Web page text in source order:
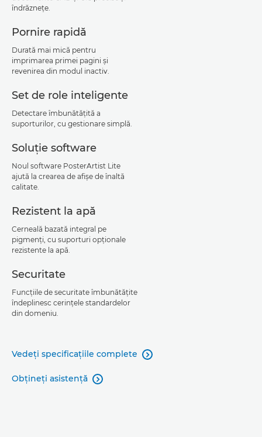
îndrăzneţe.
Pornire rapidă
Durată mai mică pentru
imprimarea primei pagini şi
revenirea din modul inactiv.
Set de role inteligente
Detectare îmbunătăţită a
suporturilor, cu gestionare simplă.
Soluţie software
Noul software PosterArtist Lite
ajută la crearea de afişe de înaltă
calitate.
Rezistent la apă
Cerneală bazată integral pe
pigmenţi, cu suporturi opţionale
rezistente la apă.
Securitate
Funcţiile de securitate îmbunătăţite
îndeplinesc cerinţele standardelor
din domeniu.
Vedeţi specificaţiile complete 
Obţineţi asistenţă 